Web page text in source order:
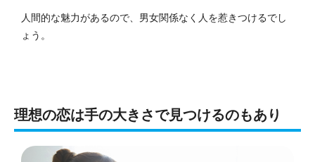
人間的な魅力があるので、男女関係なく人を惹きつけるでし
ょう。
理想の恋は手の大きさで見つけるのもあり